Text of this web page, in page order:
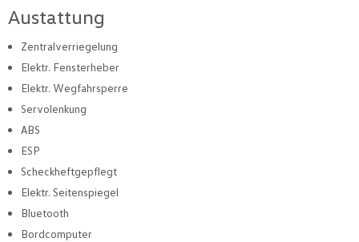
Austattung
Zentralverriegelung
Elektr. Fensterheber
Elektr. Wegfahrsperre
Servolenkung
ABS
ESP
Scheckheftgepflegt
Elektr. Seitenspiegel
Bluetooth
Bordcomputer